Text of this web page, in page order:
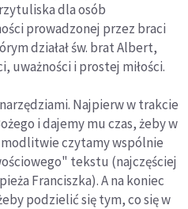
dla osób
prowadzonej przez braci
działał św. brat Albert,
uważności i prostej miłości.
Najpierw w trakcie
i dajemy mu czas, żeby w
modlitwie czytamy wspólnie
tekstu (najczęściej
Franciszka). A na koniec
podzielić się tym, co się w